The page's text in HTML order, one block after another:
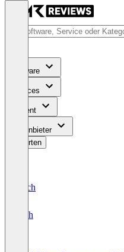
Software
Services
Content
Für Anbieter
Bewerten
Deutsch
English